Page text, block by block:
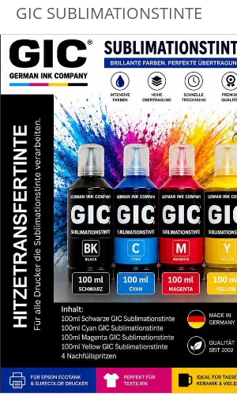
GIC SUBLIMATIONSTINTE